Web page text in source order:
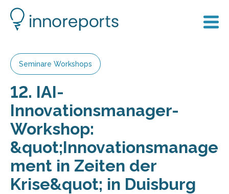
Seminare Workshops
12. IAI-
Innovationsmanager-
Workshop:
&quot;Innovationsmanage
ment in Zeiten der
Krise&quot; in Duisburg